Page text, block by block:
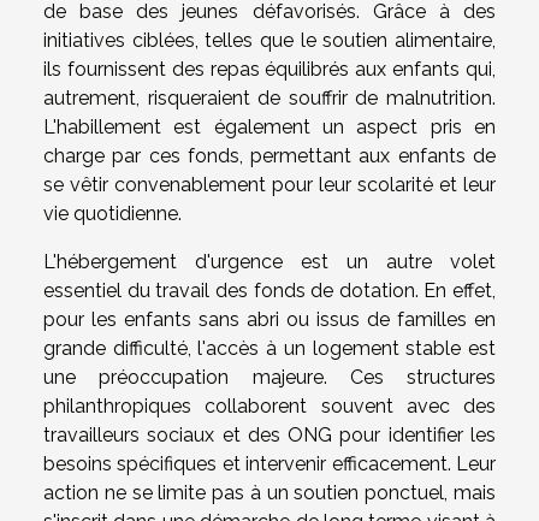
de base des jeunes défavorisés. Grâce à des
initiatives ciblées, telles que le soutien alimentaire,
ils fournissent des repas équilibrés aux enfants qui,
autrement, risqueraient de souffrir de malnutrition.
L'habillement est également un aspect pris en
charge par ces fonds, permettant aux enfants de
se vêtir convenablement pour leur scolarité et leur
vie quotidienne.
L'hébergement d'urgence est un autre volet
essentiel du travail des fonds de dotation. En effet,
pour les enfants sans abri ou issus de familles en
grande difficulté, l'accès à un logement stable est
une préoccupation majeure. Ces structures
philanthropiques collaborent souvent avec des
travailleurs sociaux et des ONG pour identifier les
besoins spécifiques et intervenir efficacement. Leur
action ne se limite pas à un soutien ponctuel, mais